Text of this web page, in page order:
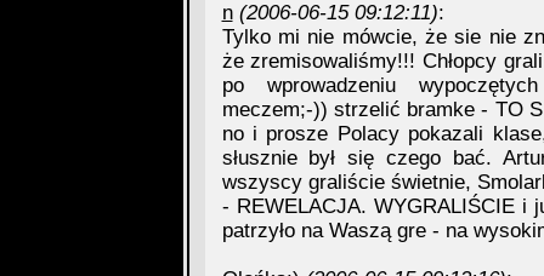
n (2006-06-15 09:12:11):
Tylko mi nie mówcie, że sie nie
że zremisowaliśmy!!! Chłopcy
po wprowadzeniu
meczem;-)) strzelić bramke - TO
no i prosze Polacy pokazali
słusznie był się czego bać.
wszyscy graliście świetnie,
- REWELACJA. WYGRALIŚCIE
patrzyło na Waszą gre - na